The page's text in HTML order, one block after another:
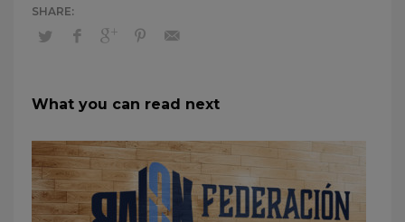
What you can read next